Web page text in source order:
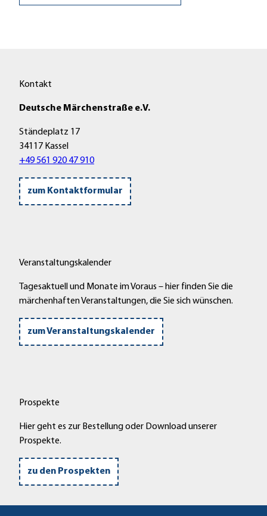
Kontakt
Deutsche Märchenstraße e.V.
Ständeplatz 17
34117 Kassel
+49 561 920 47 910
zum Kontaktformular
Veranstaltungskalender
Tagesaktuell und Monate im Voraus – hier finden Sie die
märchenhaften Veranstaltungen, die Sie sich wünschen.
zum Veranstaltungskalender
Prospekte
Hier geht es zur Bestellung oder Download unserer
Prospekte.
zu den Prospekten